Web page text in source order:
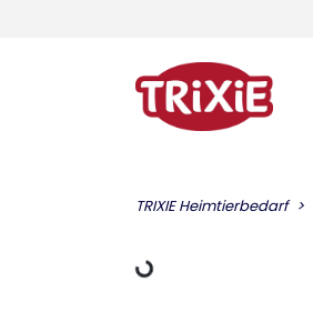
TRIXIE Heimtierbedarf
datos de carga